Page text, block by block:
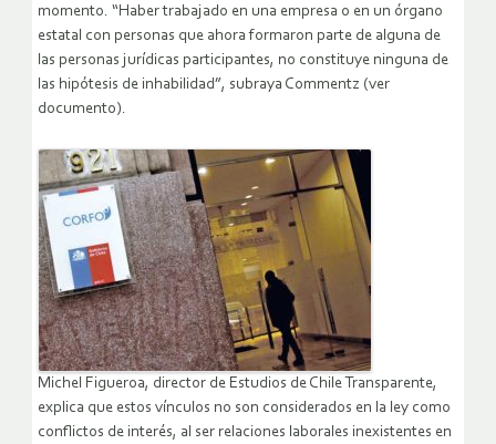
momento. “Haber trabajado en una empresa o en un órgano
estatal con personas que ahora formaron parte de alguna de
las personas jurídicas participantes, no constituye ninguna de
las hipótesis de inhabilidad”, subraya Commentz (ver
documento).
Michel Figueroa, director de Estudios de Chile Transparente,
explica que estos vínculos no son considerados en la ley como
conflictos de interés, al ser relaciones laborales inexistentes en